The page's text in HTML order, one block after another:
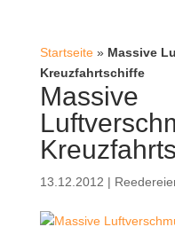
Startseite» Massive
Kreuzfahrtschiffe
Massive
13.12.2012 |